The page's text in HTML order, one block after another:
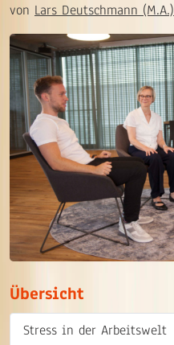
von Lars Deutschmann (M.A.)
Übersicht
Stress in der Arbeitswelt